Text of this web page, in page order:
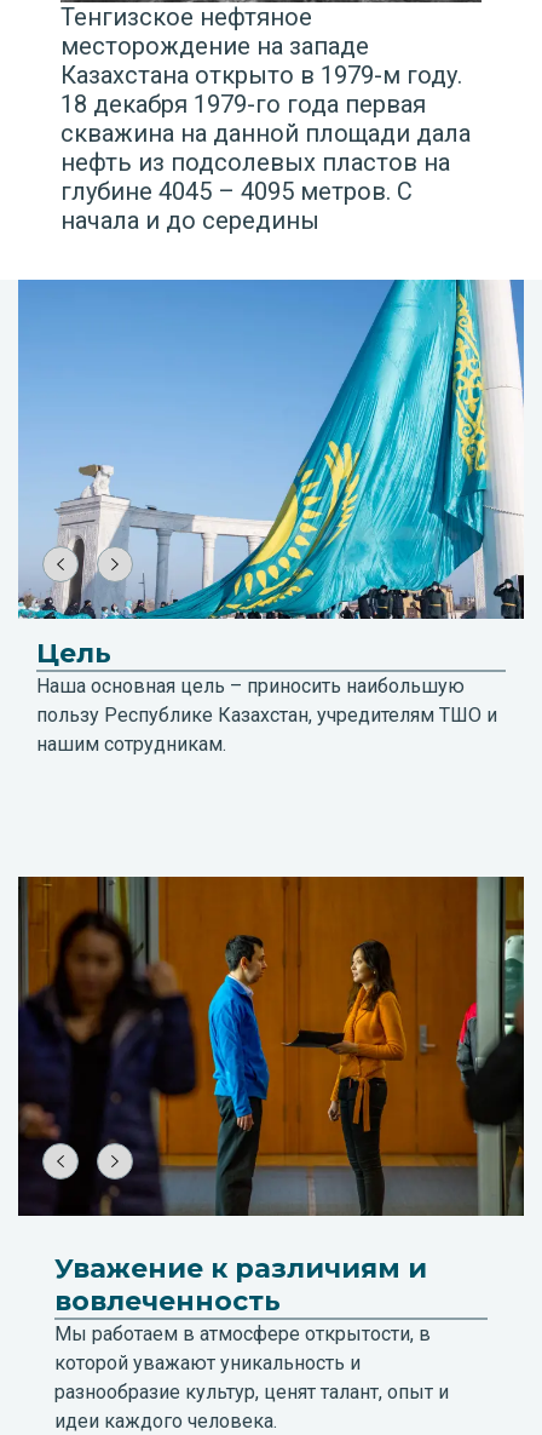
Тенгизское нефтяное
месторождение на западе
Казахстана открыто в 1979-м году.
18 декабря 1979-го года первая
скважина на данной площади дала
нефть из подсолевых пластов на
глубине 4045 – 4095 метров. С
начала и до середины
века на территории
месторождения велись активные
буровые работы, было пробурено
Цель
Наша основная цель – приносить наибольшую
пользу Республике Казахстан, учредителям ТШО и
нашим сотрудникам.
Уважение к различиям и
вовлеченность
Мы работаем в атмосфере открытости, в
которой уважают уникальность и
разнообразие культур, ценят талант, опыт и
идеи каждого человека.